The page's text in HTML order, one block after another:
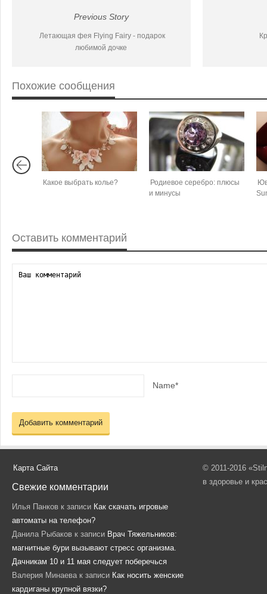
Previous Story
Летающая фея Flying Fairy - подарок
любимой дочке
Похожие сообщения
Какое выбрать колье?
Родиевое серебро: плюсы
и минусы
Оставить комментарий
Name*
Карта Сайта
Свежие комментарии
Илья Панков к записи Как скачать игровые
автоматы на телефон?
Данила Рыбаков к записи Врач Тяжельников:
магнитные бури вызывают стресс организма.
Дачникам 10 и 11 мая следует поберечься
Валерия Минаева к записи Как носить женские
кардиганы крупной вязки?
© 2011-2016
в здоровье и